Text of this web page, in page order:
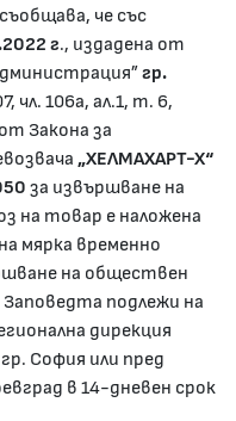
че със
2 г., издадена от
гр.
чл. 106а, ал.1, т. 6,
Закона за
„ХЕЛМАХАРТ-Х“
за извършване на
на товар е наложена
мярка временно
на обществен
подлежи на
дирекция
София или пред
в 14-дневен срок